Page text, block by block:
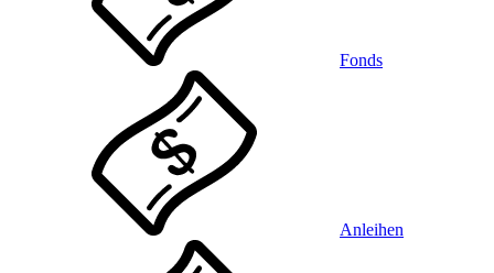
Fonds
Anleihen